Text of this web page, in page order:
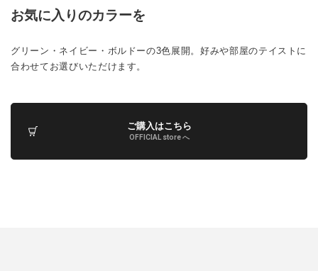
お気に入りのカラーを
グリーン・ネイビー・ボルドーの3色展開。好みや部屋のテイストに
合わせてお選びいただけます。
ご購入はこちら
OFFICIAL store へ